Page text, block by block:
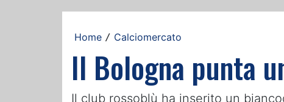
Home / Calciomercato
Il Bologna punta
Il club rossoblù ha inserito un